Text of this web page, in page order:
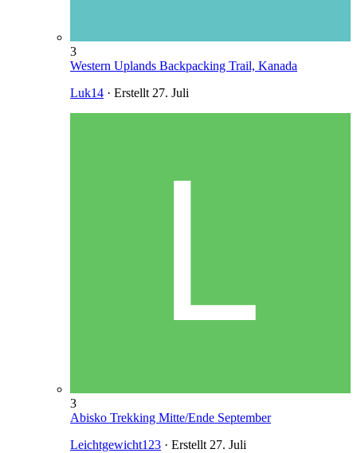
3
Western Uplands Backpacking Trail, Kanada
Luk14 · Erstellt27. Juli
3
Abisko Trekking Mitte/Ende September
Leichtgewicht123 · Erstellt27. Juli